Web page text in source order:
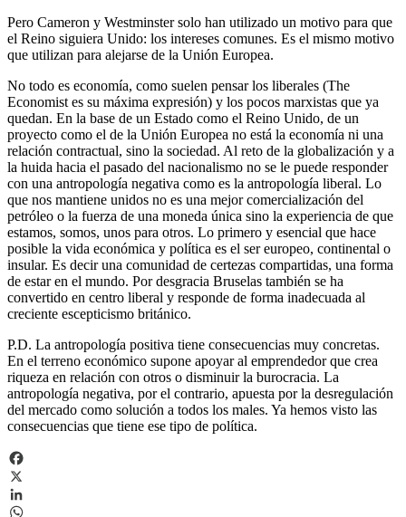
Pero Cameron y Westminster solo han utilizado un motivo para que
el Reino siguiera Unido: los intereses comunes. Es el mismo motivo
que utilizan para alejarse de la Unión Europea.
No todo es economía, como suelen pensar los liberales (The
Economist es su máxima expresión) y los pocos marxistas que ya
quedan. En la base de un Estado como el Reino Unido, de un
proyecto como el de la Unión Europea no está la economía ni una
relación contractual, sino la sociedad. Al reto de la globalización y a
la huida hacia el pasado del nacionalismo no se le puede responder
con una antropología negativa como es la antropología liberal. Lo
que nos mantiene unidos no es una mejor comercialización del
petróleo o la fuerza de una moneda única sino la experiencia de que
estamos, somos, unos para otros. Lo primero y esencial que hace
posible la vida económica y política es el ser europeo, continental o
insular. Es decir una comunidad de certezas compartidas, una forma
de estar en el mundo. Por desgracia Bruselas también se ha
convertido en centro liberal y responde de forma inadecuada al
creciente escepticismo británico.
P.D. La antropología positiva tiene consecuencias muy concretas.
En el terreno económico supone apoyar al emprendedor que crea
riqueza en relación con otros o disminuir la burocracia. La
antropología negativa, por el contrario, apuesta por la desregulación
del mercado como solución a todos los males. Ya hemos visto las
consecuencias que tiene ese tipo de política.
Facebook
X
LinkedIn